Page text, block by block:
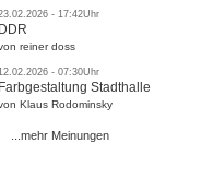
- 17:42Uhr
DDR
reiner doss
- 07:30Uhr
Farbgestaltung Stadthalle
Klaus Rodominsky
...mehr Meinungen